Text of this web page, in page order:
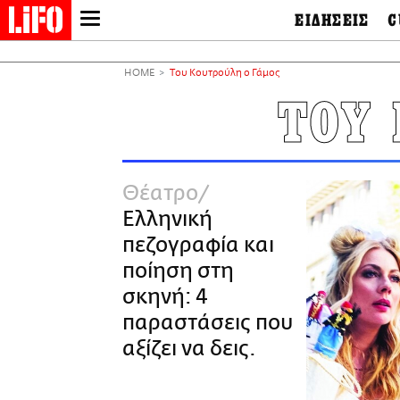
NEWSLETTER
ΕΙΔΗΣΕΙΣ
Οικονομία
Πολιτισμός
TV & Media
Tech &
Science
European Lifo
&
HOME Του Κουτρούλη ο Γάμος
ΤΟΥ
Θέατρο
Ελληνική
πεζογραφία και
ποίηση στη
σκηνή: 4
παραστάσεις που
αξίζει να δεις.